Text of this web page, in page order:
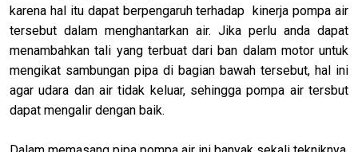
karena hal itu dapat berpengaruh terhadap kinerja pompa air
tersebut dalam menghantarkan air. Jika perlu anda dapat
menambahkan tali yang terbuat dari ban dalam motor untuk
mengikat sambungan pipa di bagian bawah tersebut, hal ini
agar udara dan air tidak keluar, sehingga pompa air tersbut
dapat mengalir dengan baik.